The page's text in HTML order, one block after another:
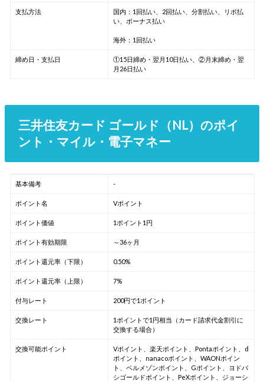
支払方法
国内：1回払い、2回払い、分割払い、リボ払
い、ボーナス払い
海外：1回払い
締め日・支払日
①15日締め・翌月10日払い、②月末締め・翌
月26日払い
三井住友カード ゴールド（NL）のポイ
ント・マイル・電子マネー
基本備考 -
ポイント名 Vポイント
ポイント価値 1ポイント1円
ポイント有効期限 ～36ヶ月
ポイント還元率（下限） 0.50%
ポイント還元率（上限） 7%
付与レート 200円で1ポイント
交換レート
1ポイントで1円相当（カード請求代金割引に
交換する場合）
交換可能ポイント
Vポイント、楽天ポイント、Pontaポイント、d
ポイント、nanacoポイント、WAONポイン
ト、ベルメゾンポイント、Gポイント、ヨドバ
シゴールドポイント、PeXポイント、ジョーシ